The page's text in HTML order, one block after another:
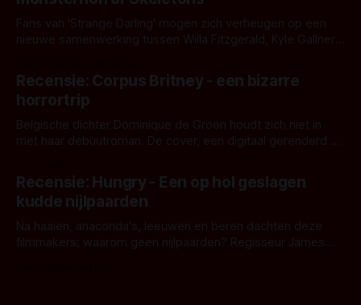
Fans van 'Strange Darling' mogen zich verheugen op een
nieuwe samenwerking tussen Willa Fitzgerald, Kyle Gallner
'Skeletons', een nieuwe creature feature waarvoor de
opnames zijn gestart in Australië.
Recensie: Corpus Britney - een bizarre
horrortrip
Belgische dichter Dominique de Groen houdt zich niet in
met haar debuutroman. De cover, een digitaal gerenderd en
achtergrond, belooft iets kleurrijks maar onheilspellends,
iets ongrijpbaars. En dat maakt De Groen met ieder woord
waar.
Recensie: Hungry - Een op hol geslagen
kudde nijlpaarden
Na haaien, anaconda's, leeuwen en beren dachten deze
filmmakers: waarom geen nijlpaarden? Regisseur James